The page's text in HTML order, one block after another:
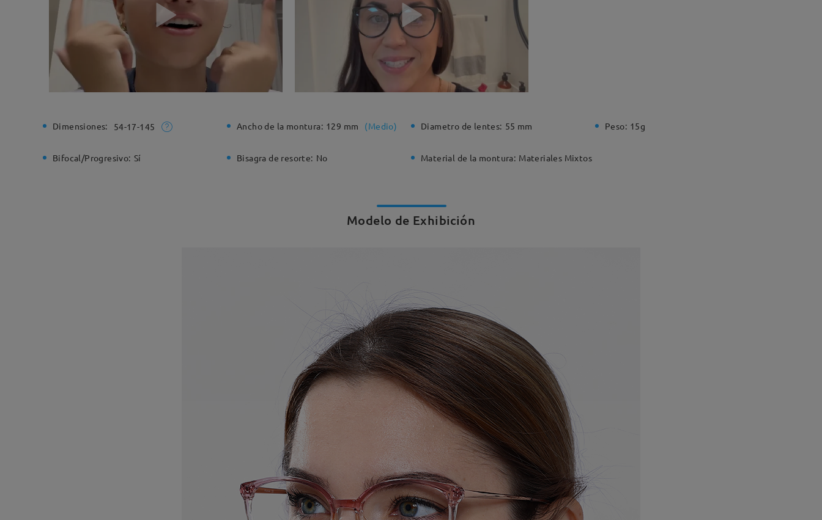
Dimensiones: 54-17-145 Ancho de la montura: 129 mm (Medio) Diametro de lentes: 55 mm Peso: 15g
Bifocal/Progresivo: Sí Bisagra de resorte: No Material de la montura: Materiales Mixtos
Modelo de Exhibición